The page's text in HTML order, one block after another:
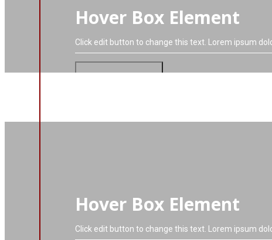
Hover Box Element
Click edit button to change this text. Lorem ipsum
Hover Box Element
Click edit button to change this text. Lorem ipsum